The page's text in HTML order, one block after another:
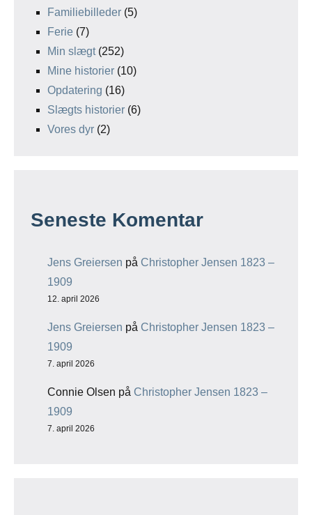
Familiebilleder (5)
Ferie (7)
Min slægt(252)
Mine historier (10)
Opdatering (16)
Slægts historier (6)
Vores dyr (2)
Seneste Komentar
Jens Greiersen på Christopher Jensen 1823 –
1909
12. april 2026
Jens Greiersen på Christopher Jensen 1823 –
1909
7. april 2026
Connie Olsen på Christopher Jensen 1823 –
1909
7. april 2026